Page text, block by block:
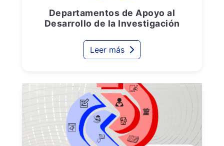
Departamentos de Apoyo al
Desarrollo de la Investigación
Leer más